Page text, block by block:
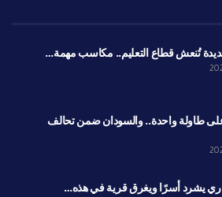
تُنعش قطاع التعليم.. مكاسب مهمة…
على طاولة واحدة.. والسودان ضمن تحالف
ري يشرد أسرًا ويغرق قرية في هذه…